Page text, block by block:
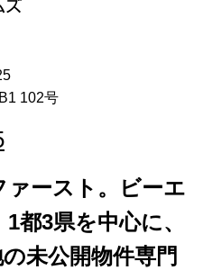
102号
ースト。ビーエ
都3県を中心に、
未公開物件専門